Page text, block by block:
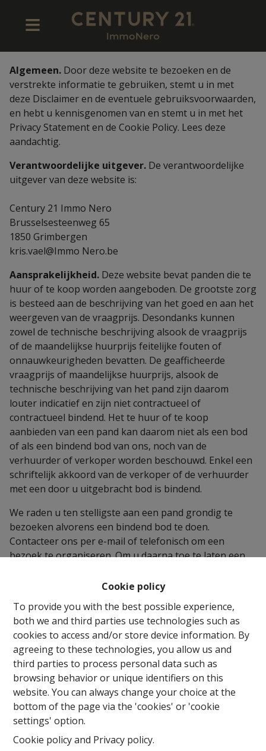
Cookie policy
To provide you with the best possible experience,
both we and third parties use technologies such as
cookies to access and/or store device information. By
agreeing to these technologies, you allow us and
third parties to process personal data such as
browsing behavior or unique identifiers on this
website. You can always change your choice at the
bottom of the page via the 'cookies' or 'cookie
settings' option.
Cookie policyand Privacy policy.
Algemeen. Door deze website te bezoeken en de
verstrekte informatie te gebruiken, stemt u in met
deze Disclaimer en de eventuele gebruiksvoorwaarden,
en hebt u kennisgenomen van en stemt u in met het
Privacy Statement en de Cookie Policy. Lees deze
aandachtig.
Verantwoordelijke uitgever. De verantwoordelijke
uitgever van deze website is:
Century 21 Immo Nero
Brusselsesteenweg 65
1850 Grimbergen
kris.vael@Immo Nero.be
Aansprakelijkheid. Deze website bevat panden die te
huur of te koop worden aangeboden. De grootste zorg
is besteed aan de beschrijving van het goed en aan het
weergeven van de vraagprijs. Desondanks kunnen
zowel de technische beschrijving alsook de vraagprijs
of de maandelijkse huurprijs feitelijke fouten of
onnauwkeurigheden bevatten. De geafficheerde
vraagprijs of maandelijkse huurprijs, alsook de
technische beschrijving van het pand zijn daarom
louter indicatief en zijn niet contractueel of
contractueel bindend. Het te huur of te koop
aanbieden van een pand kan daarom niet als een bod
of als een bindend bod van ons, noch van de
verhuurder of verkoper worden beschouwd. Enkel een
schriftelijk akkoord van de verkoper of de verhuurder
met een door u uitgebracht bod is bindend.
We raden u ten stelligste aan een pand grondig te
bezoeken alvorens een bindend bod te doen.
Contacteer ons per e-mail of telefonisch om een
bezoek te organiseren. Om u daarna toe te laten een
standaardformulieren die wij u op uw vraag ter
Ten slotte is het mogelijk dat op het ogenblik van de
consultatie het pand niet meer beschikbaar is. Ook
hiervoor verwerpen we elke aansprakelijkheid.
Deze website kan eveneens informatie en tips
bevatten aangaande de verwerving of de huur van een
pand. Deze informatie vertolkt de mening van haar
auteur. Aan deze informatie is de grootste zorg
besteed; desondanks zijn feitelijke fouten of
onnauwkeurigheden niet uit te sluiten. U kan dan ook